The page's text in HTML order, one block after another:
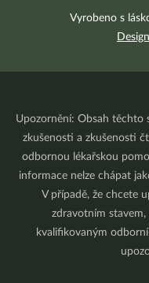
Vyrobeno s
Upozornění: Obsah těchto
zkušenosti a zkušenosti
odbornou lékařskou
informace nelze chápat
V případě, že chcete
zdravotním
kvalifikovaným